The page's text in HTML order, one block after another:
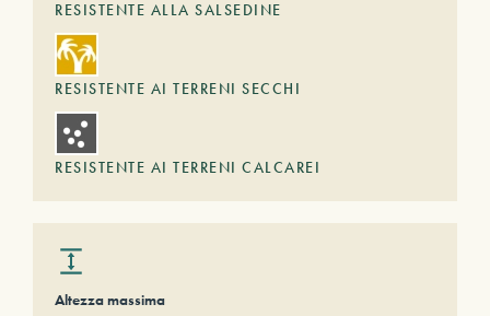
RESISTENTE ALLA SALSEDINE
RESISTENTE AI TERRENI SECCHI
RESISTENTE AI TERRENI CALCAREI
Altezza massima